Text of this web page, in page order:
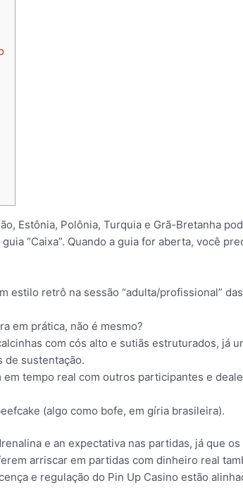
Estônia, Polônia, Turquia e Grã-Bretanha
“Caixa”. Quando a guia for aberta, você
estilo retrô na sessão “adulta/profissional”
em prática, não é mesmo?
com cós alto e sutiãs estruturados, já
de sustentação.
tempo real com outros participantes e
(algo como bofe, em gíria brasileira).
e an expectativa nas partidas, já que
arriscar em partidas com dinheiro real
e regulação do Pin Up Casino estão